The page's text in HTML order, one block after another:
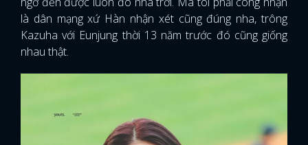
là dân mạng xứ Hàn nhận xét cũng đúng nha, trông
Kazuha với Eunjung thời 13 năm trước đó cũng giống
nhau thật.